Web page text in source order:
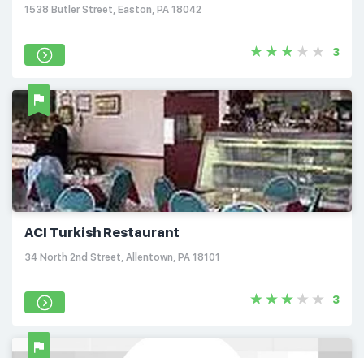
1538 Butler Street, Easton, PA 18042
3
ACI Turkish Restaurant
34 North 2nd Street, Allentown, PA 18101
3